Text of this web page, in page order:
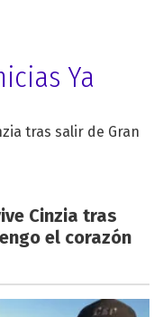
Ya
Cinzia tras
el corazón